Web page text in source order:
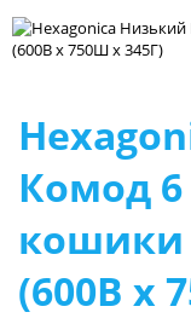
Комод 6
кошики
(600В х